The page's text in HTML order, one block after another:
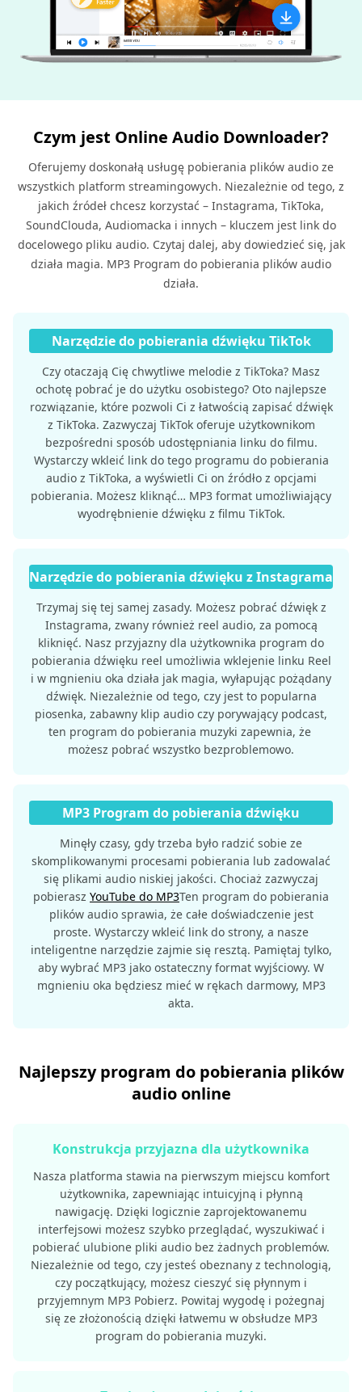
Czym jest Online Audio Downloader?
Oferujemy doskonałą usługę pobierania plików audio ze
wszystkich platform streamingowych. Niezależnie od tego, z
jakich źródeł chcesz korzystać – Instagrama, TikToka,
SoundClouda, Audiomacka i innych – kluczem jest link do
docelowego pliku audio. Czytaj dalej, aby dowiedzieć się, jak
działa magia. MP3 Program do pobierania plików audio
działa.
Narzędzie do pobierania dźwięku TikTok
Czy otaczają Cię chwytliwe melodie z TikToka? Masz
ochotę pobrać je do użytku osobistego? Oto najlepsze
rozwiązanie, które pozwoli Ci z łatwością zapisać dźwięk
z TikToka. Zazwyczaj TikTok oferuje użytkownikom
bezpośredni sposób udostępniania linku do filmu.
Wystarczy wkleić link do tego programu do pobierania
audio z TikToka, a wyświetli Ci on źródło z opcjami
pobierania. Możesz kliknąć… MP3 format umożliwiający
wyodrębnienie dźwięku z filmu TikTok.
Narzędzie do pobierania dźwięku z Instagrama
Trzymaj się tej samej zasady. Możesz pobrać dźwięk z
Instagrama, zwany również reel audio, za pomocą
kliknięć. Nasz przyjazny dla użytkownika program do
pobierania dźwięku reel umożliwia wklejenie linku Reel
i w mgnieniu oka działa jak magia, wyłapując pożądany
dźwięk. Niezależnie od tego, czy jest to popularna
piosenka, zabawny klip audio czy porywający podcast,
ten program do pobierania muzyki zapewnia, że ​​
możesz pobrać wszystko bezproblemowo.
MP3 Program do pobierania dźwięku
Minęły czasy, gdy trzeba było radzić sobie ze
skomplikowanymi procesami pobierania lub zadowalać
się plikami audio niskiej jakości. Chociaż zazwyczaj
pobierasz YouTube do MP3Ten program do pobierania
plików audio sprawia, że ​​całe doświadczenie jest
proste. Wystarczy wkleić link do strony, a nasze
inteligentne narzędzie zajmie się resztą. Pamiętaj tylko,
aby wybrać MP3 jako ostateczny format wyjściowy. W
mgnieniu oka będziesz mieć w rękach darmowy, MP3
akta.
Najlepszy program do pobierania plików
audio online
Konstrukcja przyjazna dla użytkownika
Nasza platforma stawia na pierwszym miejscu komfort
użytkownika, zapewniając intuicyjną i płynną
nawigację. Dzięki logicznie zaprojektowanemu
interfejsowi możesz szybko przeglądać, wyszukiwać i
pobierać ulubione pliki audio bez żadnych problemów.
Niezależnie od tego, czy jesteś obeznany z technologią,
czy początkujący, możesz cieszyć się płynnym i
przyjemnym MP3 Pobierz. Powitaj wygodę i pożegnaj
się ze złożonością dzięki łatwemu w obsłudze MP3
program do pobierania muzyki.